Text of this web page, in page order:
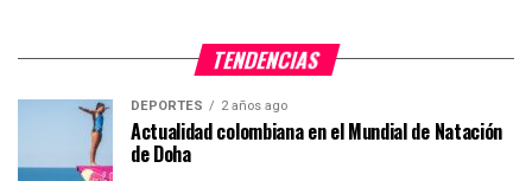
TENDENCIAS
DEPORTES 2 años ago
Actualidad colombiana en el Mundial de Natación
de Doha